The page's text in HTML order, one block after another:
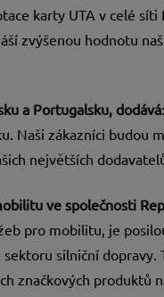
karty UTA v celé
zvýšenou hodnotu
a Portugalsku, dodává
Naši zákazníci budou
největších
ve společnosti
pro mobilitu, je
silniční
značkových produktů